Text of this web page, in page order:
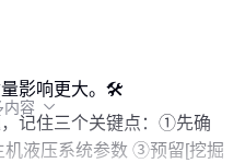
影响更大。🛠️
记住三个关键点：①先确
液压系统参数 ③预留[挖掘
内容 